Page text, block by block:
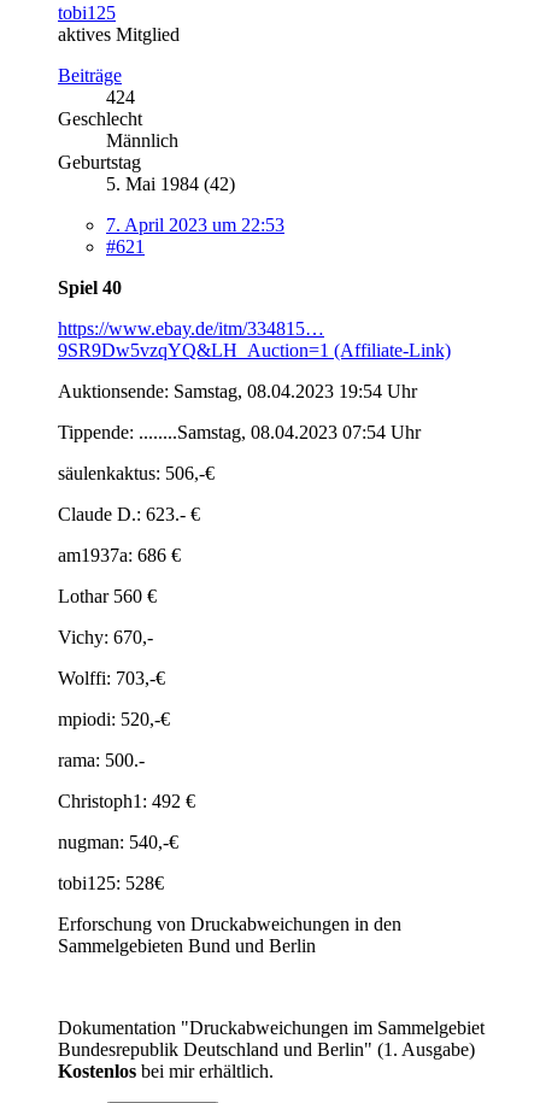
tobi125
aktives Mitglied
Beiträge
424
Geschlecht
Männlich
Geburtstag
5. Mai 1984 (42)
7. April 2023 um 22:53
#621
Spiel 40
https://www.ebay.de/itm/334815…
9SR9Dw5vzqYQ&LH_Auction=1 (Affiliate-Link)
Auktionsende: Samstag, 08.04.2023 19:54 Uhr
Tippende: ........Samstag, 08.04.2023 07:54 Uhr
säulenkaktus: 506,-€
Claude D.: 623.- €
am1937a: 686 €
Lothar 560 €
Vichy: 670,-
Wolffi: 703,-€
mpiodi: 520,-€
rama: 500.-
Christoph1: 492 €
nugman: 540,-€
tobi125: 528€
Erforschung von Druckabweichungen in den
Sammelgebieten Bund und Berlin
Dokumentation "Druckabweichungen im Sammelgebiet
Bundesrepublik Deutschland und Berlin" (1. Ausgabe)
Kostenlos bei mir erhältlich.